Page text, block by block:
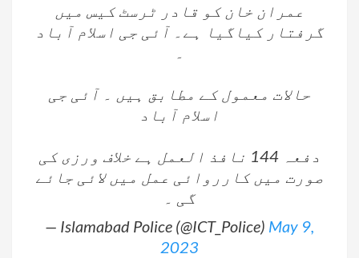
عمران خان کو قادر ٹرسٹ کیس میں
گرفتار کیاگیا ہے۔ آئی جی اسلام آباد
۔
حالات معمول کے مطابق ہیں ۔ آئی جی
اسلام آباد
دفعہ 144 نافذ العمل ہے خلاف ورزی کی
صورت میں کارروائی عمل میں لائی جائے
گی ۔
— Islamabad Police (@ICT_Police) May 9,
2023